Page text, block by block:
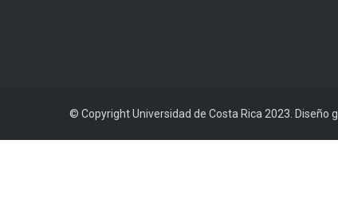
© Copyright Universidad de Costa Rica 2023. Diseño